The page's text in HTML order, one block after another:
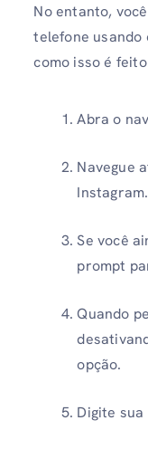
No entanto,
telefone usando
como isso é
Abra o
Navegue
Instagram.
Se você
prompt
Quando
opção.
Digite